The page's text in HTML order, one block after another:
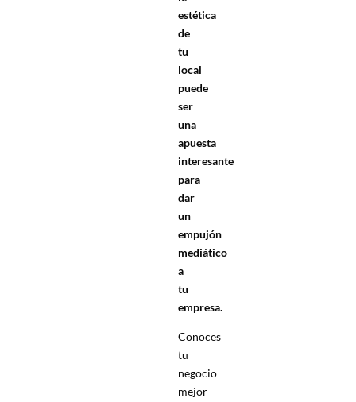
estética
de
tu
local
puede
ser
una
apuesta
interesante
para
dar
un
empujón
mediático
a
tu
empresa.
Conoces
tu
negocio
mejor